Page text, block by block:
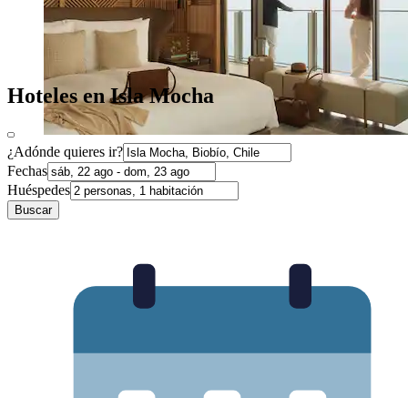
Hoteles en Isla Mocha
¿Adónde quieres ir?
Fechas
Huéspedes
Buscar